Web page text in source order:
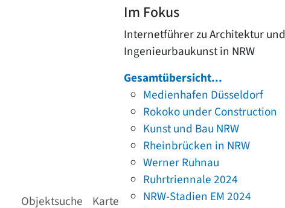
Objektsuche Karte
Im Fokus
Internetführer zu Architektur und
Ingenieurbaukunst in NRW
Gesamtübersicht...
Medienhafen Düsseldorf
Rokoko under Construction
Kunst und Bau NRW
Rheinbrücken in NRW
Werner Ruhnau
Ruhrtriennale 2024
NRW-Stadien EM 2024